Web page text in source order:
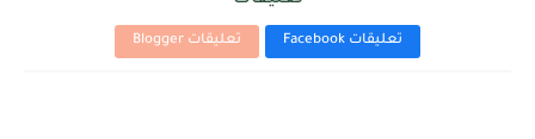
تعليقات Facebook تعليقات Blogger